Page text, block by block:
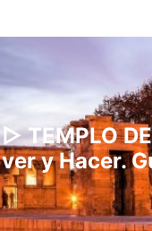
▷ TEMPLO
ver y Hacer.